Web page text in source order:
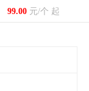
99.00元/个 起